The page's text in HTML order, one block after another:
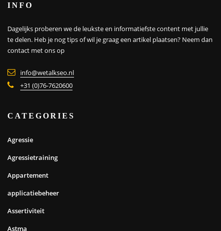
INFO
Dagelijks proberen we de leukste en informatiefste content met jullie
te delen. Heb je nog tips of wil je graag een artikel plaatsen? Neem dan
contact met ons op
info@wetalkseo.nl
+31 (0)76-7620600
CATEGORIES
Agressie
Agressietraining
Appartement
applicatiebeheer
Assertiviteit
Astma